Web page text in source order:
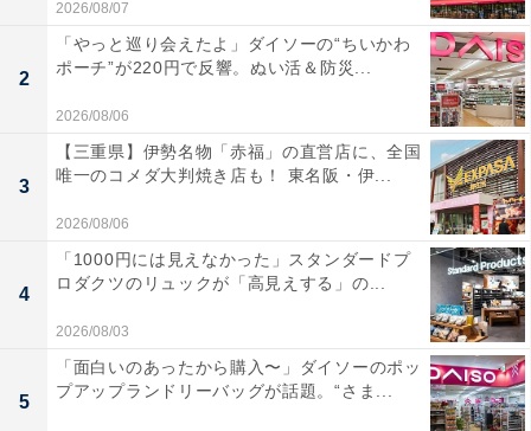
2026/08/07
2
「やっと巡り会えたよ」ダイソーの“ちいかわ
ポーチ”が220円で反響。ぬい活＆防災...
2026/08/06
3
【三重県】伊勢名物「赤福」の直営店に、全国
唯一のコメダ大判焼き店も！ 東名阪・伊...
2026/08/06
4
「1000円には見えなかった」スタンダードプ
ロダクツのリュックが「高見えする」の...
2026/08/03
5
「面白いのあったから購入〜」ダイソーのポッ
プアップランドリーバッグが話題。“さま...